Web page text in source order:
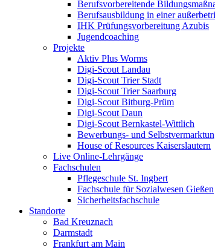
Berufsvorbereitende
Berufsausbildung in einer
IHK Prüfungsvorbereitung Azubis
Jugendcoaching
Projekte
Aktiv Plus Worms
Digi-Scout Landau
Digi-Scout Trier Stadt
Digi-Scout Trier Saarburg
Digi-Scout Bitburg-Prüm
Digi-Scout Daun
Digi-Scout Bernkastel-Wittlich
Bewerbungs- und
House of Resources Kaiserslautern
Live Online-Lehrgänge
Fachschulen
Pflegeschule St. Ingbert
Fachschule für Sozialwesen Gießen
Sicherheitsfachschule
Standorte
Bad Kreuznach
Darmstadt
Frankfurt am Main